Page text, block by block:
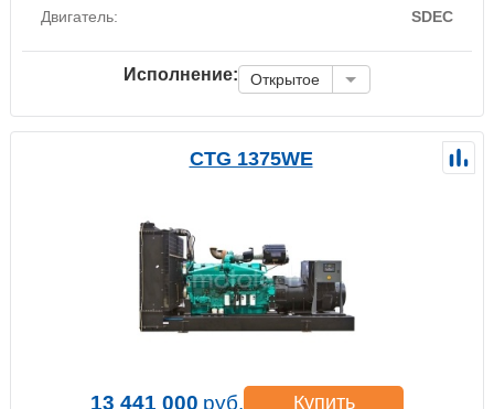
Двигатель:
SDEC
Исполнение: Открытое
CTG 1375WE
13 441 000 руб. Купить